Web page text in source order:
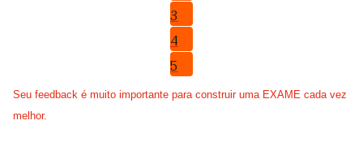
3
4
5
Seu feedback é muito importante para construir uma EXAME cada vez
melhor.